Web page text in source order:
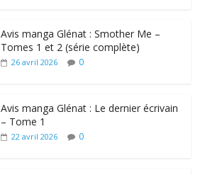
Avis manga Glénat : Smother Me –
Tomes 1 et 2 (série complète)
26 avril 2026 0
Avis manga Glénat : Le dernier écrivain
– Tome 1
22 avril 2026 0